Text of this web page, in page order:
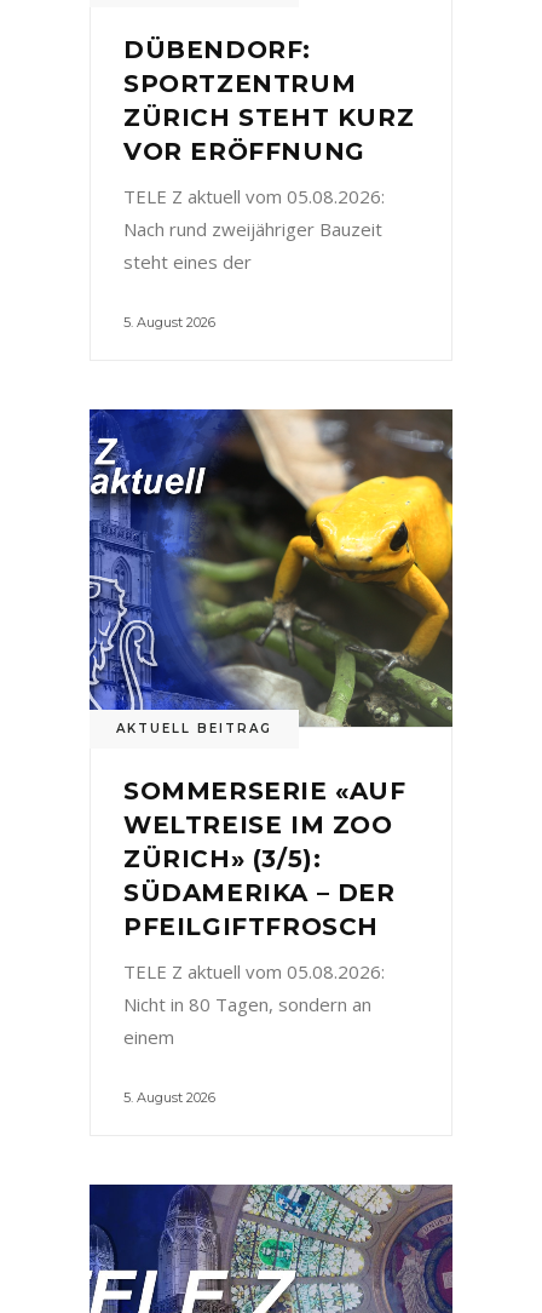
DÜBENDORF:
SPORTZENTRUM
ZÜRICH STEHT KURZ
VOR ERÖFFNUNG
TELE Z aktuell vom 05.08.2026:
Nach rund zweijähriger Bauzeit
steht eines der
5. August 2026
AKTUELL BEITRAG
SOMMERSERIE «AUF
WELTREISE IM ZOO
ZÜRICH» (3/5):
SÜDAMERIKA – DER
PFEILGIFTFROSCH
TELE Z aktuell vom 05.08.2026:
Nicht in 80 Tagen, sondern an
einem
5. August 2026